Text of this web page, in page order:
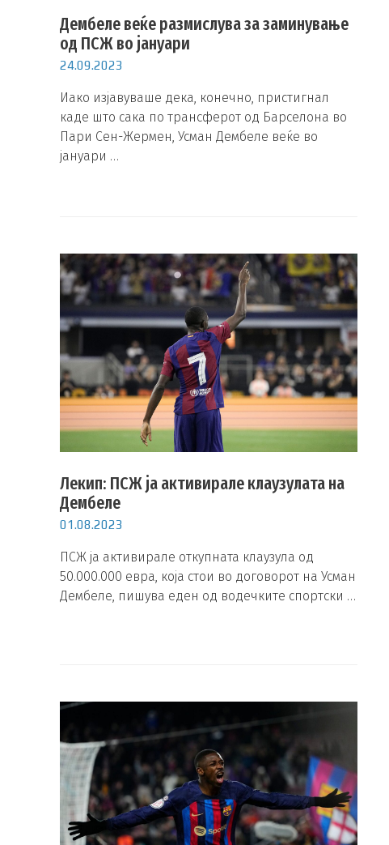
Дембеле веќе размислува за заминување
од ПСЖ во јануари
24.09.2023
Иако изјавуваше дека, конечно, пристигнал
каде што сака по трансферот од Барселона во
Пари Сен-Жермен, Усман Дембеле веќе во
јануари …
Лекип: ПСЖ ја активирале клаузулата на
Дембеле
01.08.2023
ПСЖ ја активирале откупната клаузула од
50.000.000 евра, која стои во договорот на Усман
Дембеле, пишува еден од водечките спортски …